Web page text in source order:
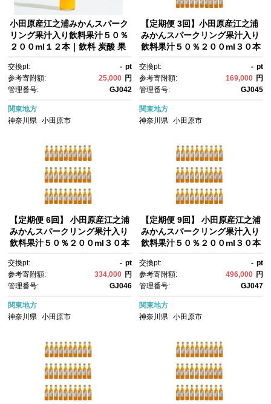
小田原産江之浦みかんスパーク
リング果汁入り飲料果汁５０％
２００ml１２本｜飲料 炭酸 果
ーツ ソーダ 清涼飲料 セット 送
料無料 神奈川県 小田原市
交換pt: - pt
参考寄附額:
25,000 円
管理番号:
GJ042
関東地方
神奈川県
小田原市
【定期便 3回】小田原産江之浦
みかんスパークリング果汁入り
飲料果汁５０％２００ml３０本
気 おすすめ フルーツ ソーダ 清
涼飲料 セット 定期便 送料無
料 神奈川県 小田原市
交換pt: - pt
参考寄附額:
169,000 円
管理番号:
GJ045
関東地方
神奈川県 小田原市
【定期便 6回】 小田原産江之浦
みかんスパークリング果汁入り
飲料果汁５０％２００ml３０本
気 おすすめ フルーツ ソーダ 清
涼飲料 セット 定期便 送料無
料 神奈川県 小田原市
交換pt: - pt
参考寄附額:
334,000 円
管理番号:
GJ046
関東地方
神奈川県
小田原市
【定期便 9回】 小田原産江之浦
みかんスパークリング果汁入り
飲料果汁５０％２００ml３０本
気 おすすめ フルーツ ソーダ 清
涼飲料 セット 定期便 送料無
料 神奈川県 小田原市
交換pt: - pt
参考寄附額:
496,000 円
管理番号:
GJ047
関東地方
神奈川県 小田原市